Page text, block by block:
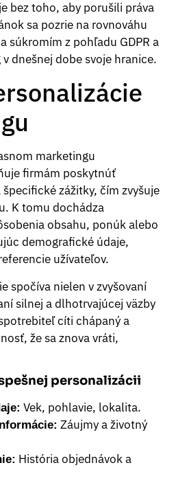
bez toho, aby porušili práva
sa pozrie na rovnováhu
súkromím z pohľadu GDPR a
dnešnej dobe svoje hranice.
marketingu
firmám poskytnúť
zážitky, čím zvyšuje
K tomu dochádza
obsahu, ponúk alebo
demografické údaje,
užívateľov.
spočíva nielen v zvyšovaní
silnej a dlhotrvajúcej väzby
cíti chápaný a
že sa znova vráti,
personalizácii
Vek, pohlavie, lokalita.
Záujmy a životný
História objednávok a